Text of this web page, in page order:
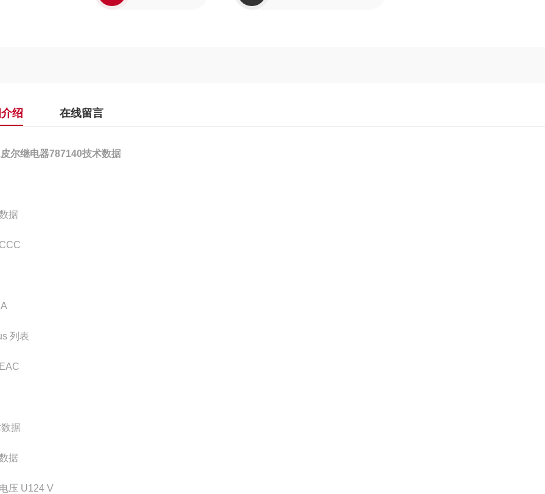
绍 在线留言
尔继电器787140技术数据
据
列表
据
据
压 U1 24 V